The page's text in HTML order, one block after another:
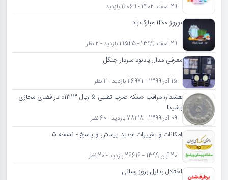
29 اسفند 1402 - 16069 بازدید
نوروز 1400 مبارک باد
29 اسفند 1399 - 19545 بازدید - 2 نظر
معرفی مدال یادبود سردار جنگل
15 آذر 1399 - 26971 بازدید - 2 نظر
هشدار؛ مراقب «سکه ضرب تقلبی 5 ریال 1313» در فضای مجازی
باشید!
09 آذر 1399 - 78218 بازدید - 60 نظر
امکانات و تغییرات جدید پرسش و پاسخ - نسخه 5
20 آبان 1399 - 26616 بازدید - 20 نظر
اختلال بدلیل بروز رسانی